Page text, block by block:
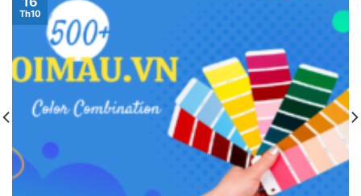
Th10